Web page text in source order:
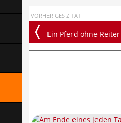
VORHERIGES ZITAT
Ein Pferd ohne Reiter ist immer noch ein Pferd.